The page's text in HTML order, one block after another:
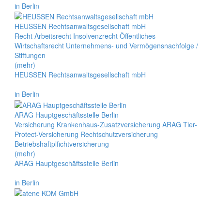
in Berlin
HEUSSEN Rechtsanwaltsgesellschaft mbH
Recht Arbeitsrecht Insolvenzrecht Öffentliches
Wirtschaftsrecht Unternehmens- und Vermögensnachfolge /
Stiftungen
(mehr)
HEUSSEN Rechtsanwaltsgesellschaft mbH
in Berlin
ARAG Hauptgeschäftsstelle Berlin
Versicherung Krankenhaus-Zusatzversicherung ARAG Tier-
Protect-Versicherung Rechtschutzversicherung
Betriebshaftplfichtversicherung
(mehr)
ARAG Hauptgeschäftsstelle Berlin
in Berlin